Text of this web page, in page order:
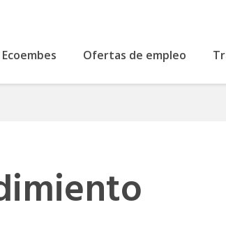
Ecoembes
Ofertas de empleo